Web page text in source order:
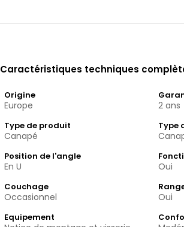
Caractéristiques techniques
Origine
Europe 2 ans
Type de produit
Canapé
Type
Position de l'angle
En U Oui
Couchage
Occasionnel Oui
Equipement